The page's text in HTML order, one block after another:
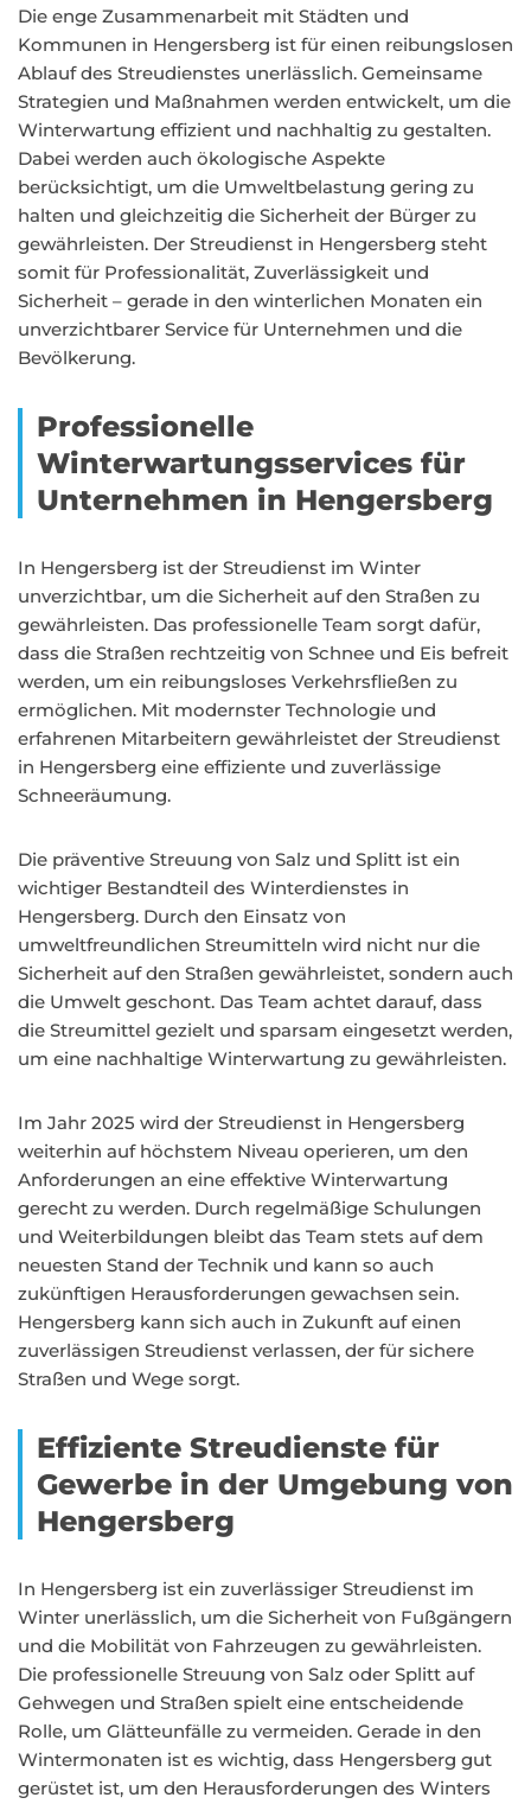
Die enge Zusammenarbeit mit Städten und
Kommunen in Hengersberg ist für einen reibungslosen
Ablauf des Streudienstes unerlässlich. Gemeinsame
Strategien und Maßnahmen werden entwickelt, um die
Winterwartung effizient und nachhaltig zu gestalten.
Dabei werden auch ökologische Aspekte
berücksichtigt, um die Umweltbelastung gering zu
halten und gleichzeitig die Sicherheit der Bürger zu
gewährleisten. Der Streudienst in Hengersberg steht
somit für Professionalität, Zuverlässigkeit und
Sicherheit – gerade in den winterlichen Monaten ein
unverzichtbarer Service für Unternehmen und die
Bevölkerung.
Professionelle
Winterwartungsservices für
Unternehmen in Hengersberg
In Hengersberg ist der Streudienst im Winter
unverzichtbar, um die Sicherheit auf den Straßen zu
gewährleisten. Das professionelle Team sorgt dafür,
dass die Straßen rechtzeitig von Schnee und Eis befreit
werden, um ein reibungsloses Verkehrsfließen zu
ermöglichen. Mit modernster Technologie und
erfahrenen Mitarbeitern gewährleistet der Streudienst
in Hengersberg eine effiziente und zuverlässige
Schneeräumung.
Die präventive Streuung von Salz und Splitt ist ein
wichtiger Bestandteil des Winterdienstes in
Hengersberg. Durch den Einsatz von
umweltfreundlichen Streumitteln wird nicht nur die
Sicherheit auf den Straßen gewährleistet, sondern auch
die Umwelt geschont. Das Team achtet darauf, dass
die Streumittel gezielt und sparsam eingesetzt werden,
um eine nachhaltige Winterwartung zu gewährleisten.
Im Jahr 2025 wird der Streudienst in Hengersberg
weiterhin auf höchstem Niveau operieren, um den
Anforderungen an eine effektive Winterwartung
gerecht zu werden. Durch regelmäßige Schulungen
und Weiterbildungen bleibt das Team stets auf dem
neuesten Stand der Technik und kann so auch
zukünftigen Herausforderungen gewachsen sein.
Hengersberg kann sich auch in Zukunft auf einen
zuverlässigen Streudienst verlassen, der für sichere
Straßen und Wege sorgt.
Effiziente Streudienste für
Gewerbe in der Umgebung von
Hengersberg
In Hengersberg ist ein zuverlässiger Streudienst im
Winter unerlässlich, um die Sicherheit von Fußgängern
und die Mobilität von Fahrzeugen zu gewährleisten.
Die professionelle Streuung von Salz oder Splitt auf
Gehwegen und Straßen spielt eine entscheidende
Rolle, um Glätteunfälle zu vermeiden. Gerade in den
Wintermonaten ist es wichtig, dass Hengersberg gut
gerüstet ist, um den Herausforderungen des Winters